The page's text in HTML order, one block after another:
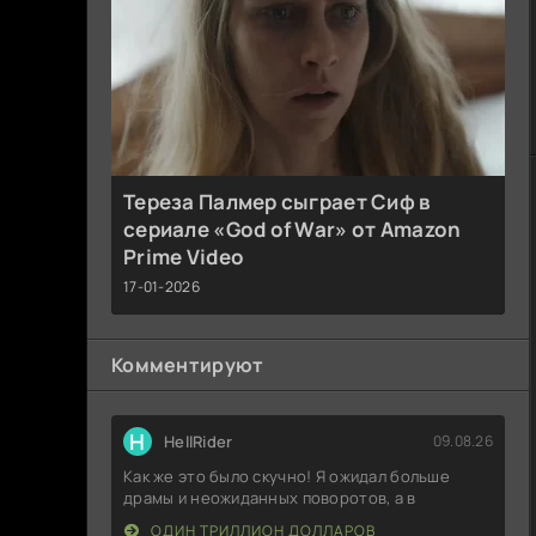
Тереза Палмер сыграет Сиф в
сериале «God of War» от Amazon
Prime Video
17-01-2026
Комментируют
H HellRider 09.08.26
Как же это было скучно! Я ожидал больше
драмы и неожиданных поворотов, а в
ОДИН ТРИЛЛИОН ДОЛЛАРОВ